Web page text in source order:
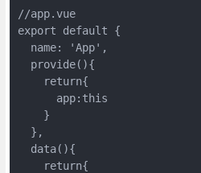
//app.vue
export default {
  name: 'App',
  provide(){
    return{
      app:this
    }
  },
  data(){
    return{